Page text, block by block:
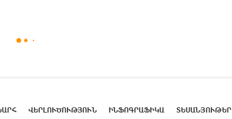
ՎԵՐԼՈՒԾՈՒԹՅՈՒՆ ԻՆՖՈԳՐԱՖԻԿԱ ՏԵՍԱՆՅՈՒԹԵՐ